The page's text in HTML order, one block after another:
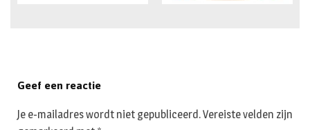
Geef een reactie
Je e-mailadres wordt niet gepubliceerd.Vereiste velden zijn